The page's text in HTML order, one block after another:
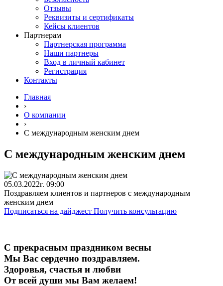
Отзывы
Реквизиты и сертификаты
Кейсы клиентов
Партнерам
Партнерская программа
Наши партнеры
Вход в личный кабинет
Регистрация
Контакты
Главная
›
О компании
›
С международным женским днем
С международным женским днем
05.03.2022г. 09:00
Поздравляем клиентов и партнеров с международным
женским днем
Подписаться на дайджест Получить консультацию
С прекрасным праздником весны
Мы Вас сердечно поздравляем.
Здоровья, счастья и любви
От всей души мы Вам желаем!